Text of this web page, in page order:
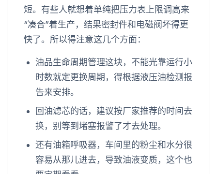
短。有些人就想着单纯把压力表上限调高来
“凑合”着生产，结果密封件和电磁阀坏得更
快了。所以得注意这几个方面：
油品生命周期管理这块，不能光靠运行小
时数就定更换周期，得根据液压油检测报
告来安排。
回油滤芯的话，建议按厂家推荐的时间去
换，别等到堵塞报警了才去处理。
还有油箱呼吸器，车间里的粉尘和水分很
容易从那儿进去，导致油液变质，这个也